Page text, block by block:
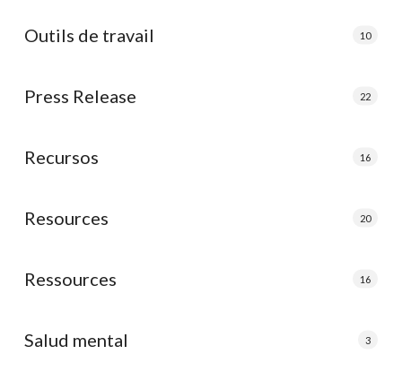
Outils de travail 10
Press Release 22
Recursos 16
Resources 20
Ressources 16
Salud mental 3